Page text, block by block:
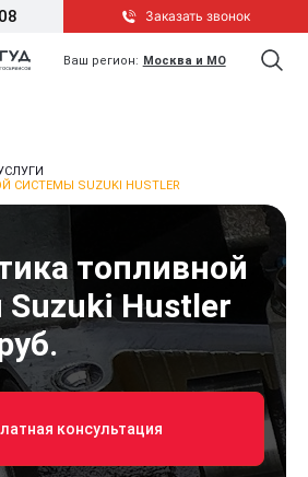
Заказать звонок
Ваш регион: Москва и МО
SUZUKI HUSTLER
топливной
Hustler
консультация